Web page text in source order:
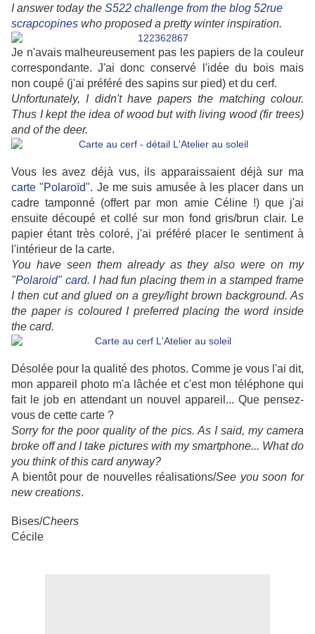
I answer today the S522 challenge from the blog 52rue
scrapcopines who proposed a pretty winter inspiration.
Je n'avais malheureusement pas les papiers de la couleur
correspondante. J'ai donc conservé l'idée du bois mais
non coupé (j'ai préféré des sapins sur pied) et du cerf.
Unfortunately, I didn't have papers the matching colour.
Thus I kept the idea of wood but with living wood (fir trees)
and of the deer.
Vous les avez déjà vus, ils apparaissaient déjà sur ma
carte "Polaroïd". Je me suis amusée à les placer dans un
cadre tamponné (offert par mon amie Céline !) que j'ai
ensuite découpé et collé sur mon fond gris/brun clair. Le
papier étant très coloré, j'ai préféré placer le sentiment à
l'intérieur de la carte.
You have seen them already as they also were on my
"Polaroid" card. I had fun placing them in a stamped frame
I then cut and glued on a grey/light brown background. As
the paper is coloured I preferred placing the word inside
the card.
Désolée pour la qualité des photos. Comme je vous l'ai dit,
mon appareil photo m'a lâchée et c'est mon téléphone qui
fait le job en attendant un nouvel appareil... Que pensez-
vous de cette carte ?
Sorry for the poor quality of the pics. As I said, my camera
broke off and I take pictures with my smartphone... What do
you think of this card anyway?
A bientôt pour de nouvelles réalisations/See you soon for
new creations.
Bises/Cheers
Cécile